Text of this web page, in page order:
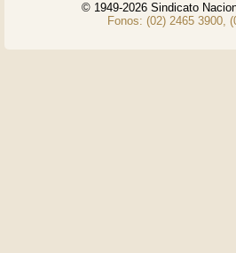
© 1949-2026 Sindicato
Fonos: (02) 2465 3900,